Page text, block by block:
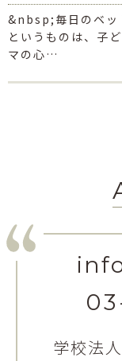
&nbsp;毎日のベッ
というものは、子
マの心…
学校法